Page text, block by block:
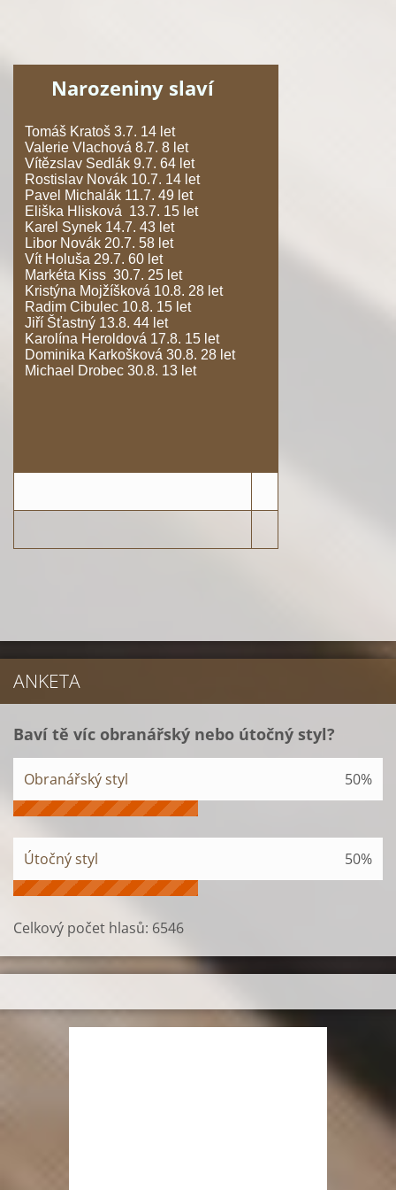
Narozeniny slaví
Tomáš Kratoš 3.7. 14 let
Valerie Vlachová 8.7. 8 let
Vítězslav Sedlák 9.7. 64 let
Rostislav Novák 10.7. 14 let
Pavel Michalák 11.7. 49 let
Eliška Hlisková 13.7. 15 let
Karel Synek 14.7. 43 let
Libor Novák 20.7. 58 let
Vít Holuša 29.7. 60 let
Markéta Kiss 30.7. 25 let
Kristýna Mojžíšková 10.8. 28 let
Radim Cibulec 10.8. 15 let
Jiří Šťastný 13.8. 44 let
Karolína Heroldová 17.8. 15 let
Dominika Karkošková 30.8. 28 let
Michael Drobec 30.8. 13 let
ANKETA
Baví tě víc obranářský nebo útočný styl?
Obranářský styl 50%
Útočný styl 50%
Celkový počet hlasů: 6546